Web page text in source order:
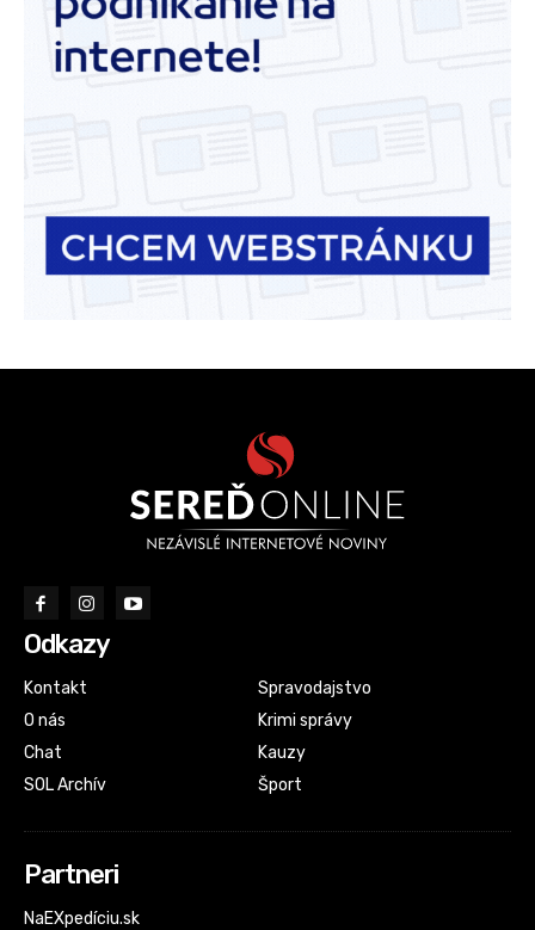
Odkazy
Kontakt
O nás
Chat
SOL Archív
Spravodajstvo
Krimi správy
Kauzy
Šport
Partneri
NaEXpedíciu.sk